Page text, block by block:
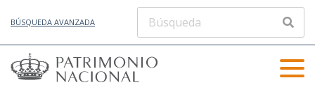
BÚSQUEDA AVANZADA